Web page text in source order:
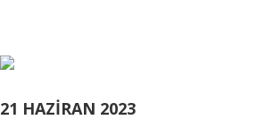
21 HAZIRAN 2023